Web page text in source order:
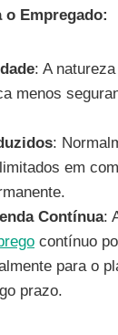
o Empregado:
: A
menos
:
em
Contínua:
contínuo
para o
prazo.